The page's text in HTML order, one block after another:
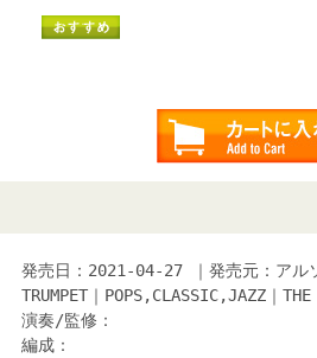
発売日：2021-04-27 ｜発売元：アル
TRUMPET｜POPS,CLASSIC,JAZZ｜THE
演奏/監修：
編成：